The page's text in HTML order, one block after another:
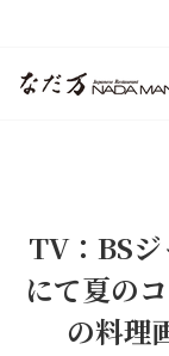
content
TV：BSジ
にて夏の
の料理